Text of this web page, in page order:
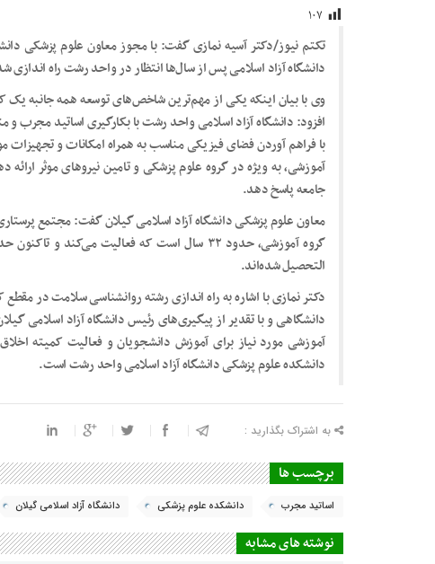
۱۰۷
تکتم نیوز/دکتر آسیه نمازی گفت: با مجوز معاون علوم پزشکی
دانشگاه آزاد اسلامی پس از سال‌ها انتظار در واحد رشت راه اندازی
وی با بیان اینکه یکی از مهم‌ترین شاخص‌های توسعه همه جانبه یک
افزود: دانشگاه آزاد اسلامی واحد رشت با بکارگیری اساتید مجرب
با فراهم آوردن فضای فیزیکی مناسب به همراه امکانات و تجهیزات
آموزشی، به ویژه در گروه علوم پزشکی و تامین نیرو‌های موثر
جامعه پاسخ دهد.
التحصیل شده‌اند.
دکتر نمازی با اشاره به راه اندازی رشته روانشناسی سلامت در
دانشگاهی و با تقدیر از پیگیری‌های رئیس دانشگاه آزاد اسلامی
آموزشی مورد نیاز برای آموزش دانشجویان و فعالیت کمیته
دانشکده علوم پزشکی دانشگاه آزاد اسلامی واحد رشت است.
به اشتراک بگذارید :
برچسب ها
اساتید مجرب دانشکده علوم پزشکی دانشگاه آزاد اسلامی گیلان
نوشته های مشابه